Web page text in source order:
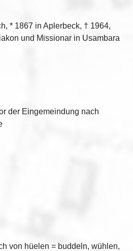
* 1867 in Aplerbeck, † 1964,
und Missionar in Usambara
der Eingemeindung nach
von hüelen = buddeln, wühlen,